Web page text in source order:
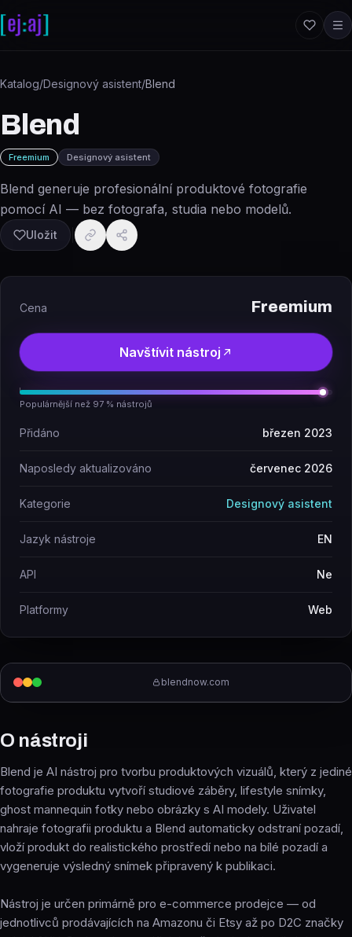
Katalog/Designový asistent/Blend
Blend
Freemium Designový asistent
Blend generuje profesionální produktové fotografie
pomocí AI — bez fotografa, studia nebo modelů.
Uložit
blendnow.com
O nástroji
Blend je AI nástroj pro tvorbu produktových vizuálů, který z jediné
fotografie produktu vytvoří studiové záběry, lifestyle snímky,
ghost mannequin fotky nebo obrázky s AI modely. Uživatel
nahraje fotografii produktu a Blend automaticky odstraní pozadí,
vloží produkt do realistického prostředí nebo na bílé pozadí a
vygeneruje výsledný snímek připravený k publikaci.
Nástroj je určen primárně pro e-commerce prodejce — od
jednotlivců prodávajících na Amazonu či Etsy až po D2C značky
Cena Freemium
Navštívit nástroj
Populárnější než 97 % nástrojů
Přidáno březen 2023
Naposledy aktualizováno červenec 2026
Kategorie Designový asistent
Jazyk nástroje EN
API Ne
Platformy Web